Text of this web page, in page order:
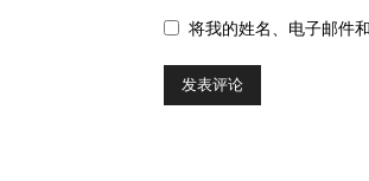
将我的姓名、电子邮件